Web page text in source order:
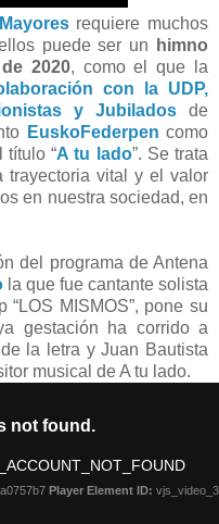
requiere muchos
puede ser un
himno
2020, como el que la
con la UDP,
y Jubilados de
EuskoFederpen como
título “A tu lado”. Se trata
trayectoria vital y el valor
en nuestra sociedad, en
del programa de Antena
la que fue cantante solista
MISMOS”, pone su
gestación ha corrido a
la letra y Juan Bautista
musical de A tu lado.